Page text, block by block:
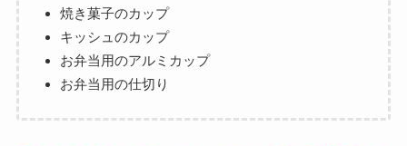
焼き菓子のカップ
キッシュのカップ
お弁当用のアルミカップ
お弁当用の仕切り